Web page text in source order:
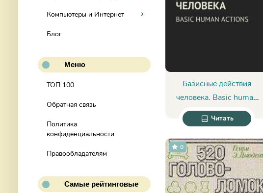
Компьютеры и Интернет
Блог
Меню
ТОП 100
Обратная связь
Политика
конфиденциальности
Правообладателям
Самые рейтинговые
Базисные действия
человека. Basic human
actions - В. Пляшкевич
Читать
0